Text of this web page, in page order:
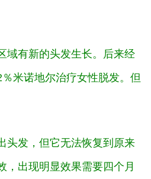
域有新的头发生长。后来经
米诺地尔治疗女性脱发。但
头发，但它无法恢复到原来
，出现明显效果需要四个月